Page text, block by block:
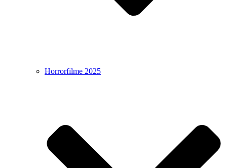
Horrorfilme 2025